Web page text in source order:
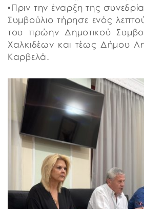
▪️Πριν την έναρξη της
Συμβούλιο τήρησε ενός
του πρώην Δημοτικού
Χαλκιδέων και τέως Δήμου
Καρβελά.